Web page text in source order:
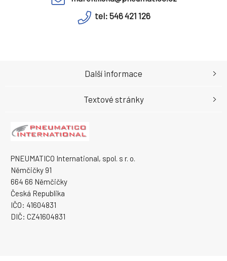
tel: 546 421 126
PNEUMATICO International, spol. s r. o.
Němčičky 91
664 66 Němčičky
Česká Republika
IČO: 41604831
DIČ: CZ41604831
Další informace
Textové stránky